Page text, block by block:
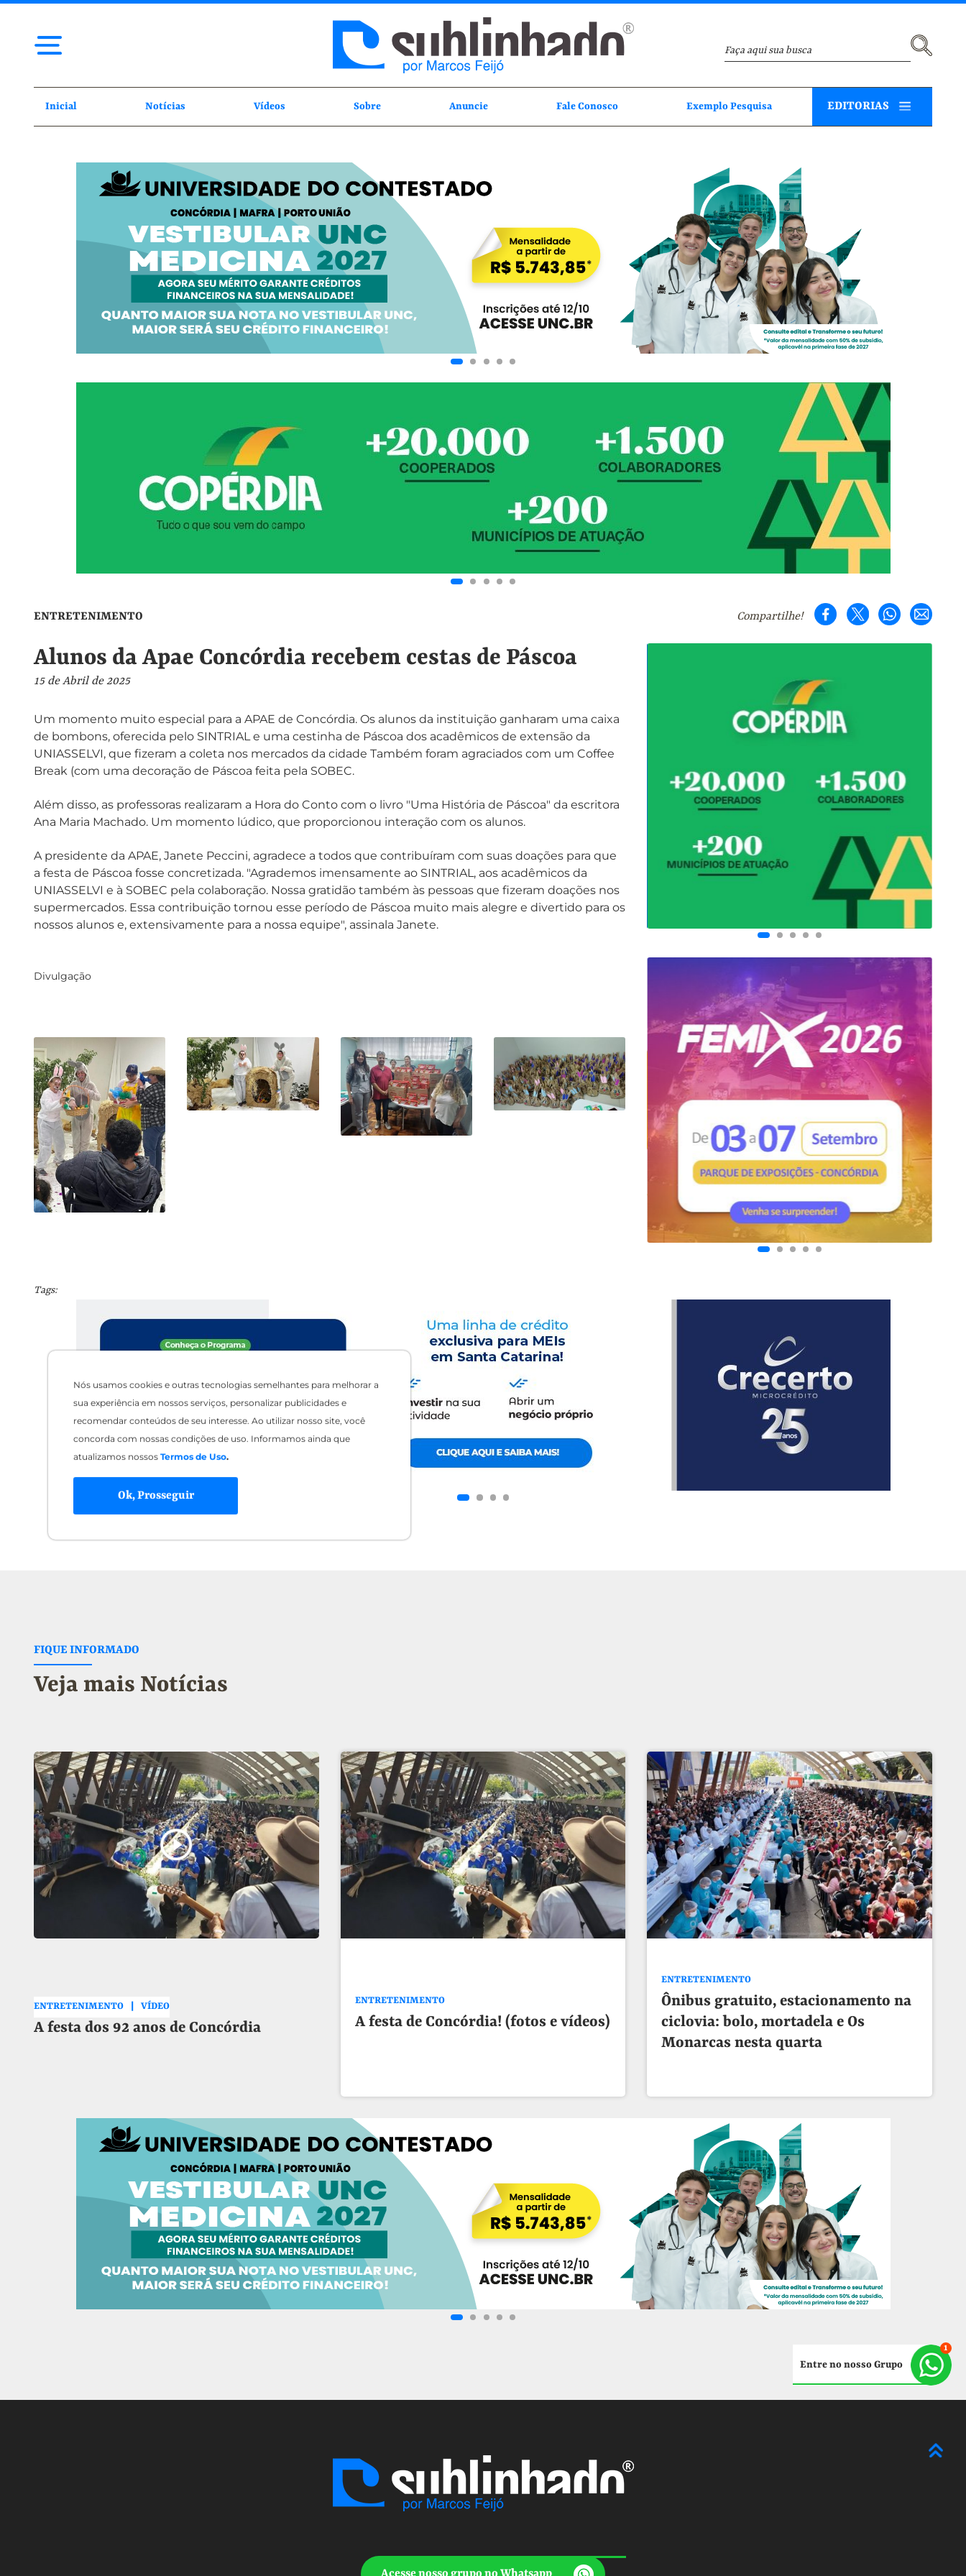
Nós usamos cookies e outras tecnologias semelhantes para melhorar a
sua experiência em nossos serviços, personalizar publicidades e
recomendar conteúdos de seu interesse. Ao utilizar nosso site, você
concorda com nossas condições de uso. Informamos ainda que
atualizamos nossosTermos de Uso.
Ok, Prosseguir
Inicial Notícias Vídeos Sobre Anuncie Fale Conosco Exemplo Pesquisa EDITORIAS
ENTRETENIMENTO Compartilhe!
Alunos da Apae Concórdia recebem cestas de Páscoa
15 de Abril de 2025
Um momento muito especial para a APAE de Concórdia. Os alunos da instituição ganharam uma caixa
de bombons, oferecida pelo SINTRIAL e uma cestinha de Páscoa dos acadêmicos de extensão da
UNIASSELVI, que fizeram a coleta nos mercados da cidade Também foram agraciados com um Coffee
Break (com uma decoração de Páscoa feita pela SOBEC.
Além disso, as professoras realizaram a Hora do Conto com o livro "Uma História de Páscoa" da escritora
Ana Maria Machado. Um momento lúdico, que proporcionou interação com os alunos.
A presidente da APAE, Janete Peccini, agradece a todos que contribuíram com suas doações para que
a festa de Páscoa fosse concretizada. "Agrademos imensamente ao SINTRIAL, aos acadêmicos da
UNIASSELVI e à SOBEC pela colaboração. Nossa gratidão também às pessoas que fizeram doações nos
supermercados. Essa contribuição tornou esse período de Páscoa muito mais alegre e divertido para os
nossos alunos e, extensivamente para a nossa equipe", assinala Janete.
Divulgação
Tags:
FIQUE INFORMADO
Veja mais Notícias
ENTRETENIMENTO VÍDEO
A festa dos 92 anos de Concórdia
ENTRETENIMENTO
A festa de Concórdia! (fotos e vídeos)
ENTRETENIMENTO
Ônibus gratuito, estacionamento na
ciclovia: bolo, mortadela e Os
Monarcas nesta quarta
Entre no nosso Grupo